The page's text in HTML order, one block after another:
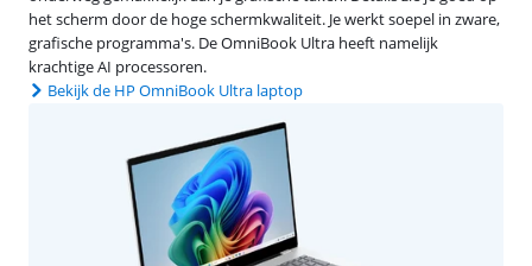
het scherm door de hoge schermkwaliteit. Je werkt soepel in zware,
grafische programma's. De OmniBook Ultra heeft namelijk
krachtige AI processoren.
Bekijk de HP OmniBook Ultra laptop